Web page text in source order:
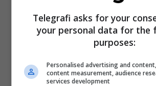
Telegrafi asks for your
your personal data for the
purposes:
Personalised advertising and
content measurement, audience
services development